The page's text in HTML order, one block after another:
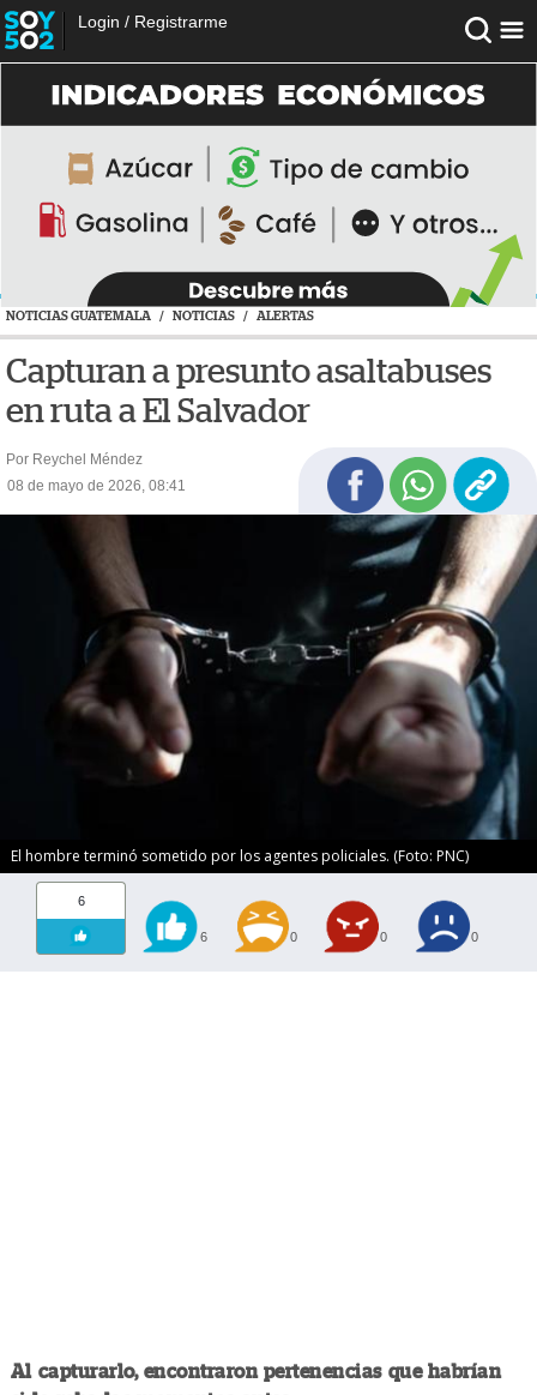
Login / Registrarme
NOTICIAS GUATEMALA / NOTICIAS / ALERTAS
Capturan a presunto asaltabuses
en ruta a El Salvador
Por Reychel Méndez
08 de mayo de 2026, 08:41
El hombre terminó sometido por los agentes policiales. (Foto: PNC)
6
6 0 0 0
Al capturarlo, encontraron pertenencias que habrían